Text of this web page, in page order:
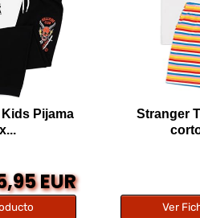
Pijama
EUR
Stranger
Ver